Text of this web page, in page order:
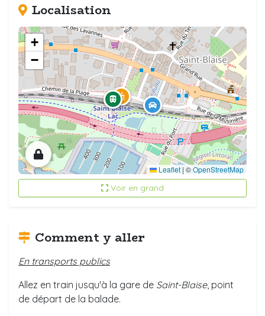
Localisation
+
−
Leaflet | ©OpenStreetMap
Voir en grand
Comment y aller
En transports publics
Allez en train jusqu'à la gare de Saint-Blaise, point
de départ de la balade.